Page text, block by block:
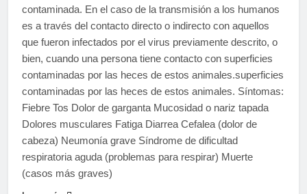
contaminada. En el caso de la transmisión a los humanos
es a través del contacto directo o indirecto con aquellos
que fueron infectados por el virus previamente descrito, o
bien, cuando una persona tiene contacto con superficies
contaminadas por las heces de estos animales.superficies
contaminadas por las heces de estos animales. Síntomas:
Fiebre Tos Dolor de garganta Mucosidad o nariz tapada
Dolores musculares Fatiga Diarrea Cefalea (dolor de
cabeza) Neumonía grave Síndrome de dificultad
respiratoria aguda (problemas para respirar) Muerte
(casos más graves)